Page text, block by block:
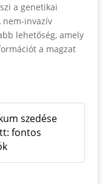
a genetikai
nem-invazív
lehetőség, amely
a magzat
szedése
fontos